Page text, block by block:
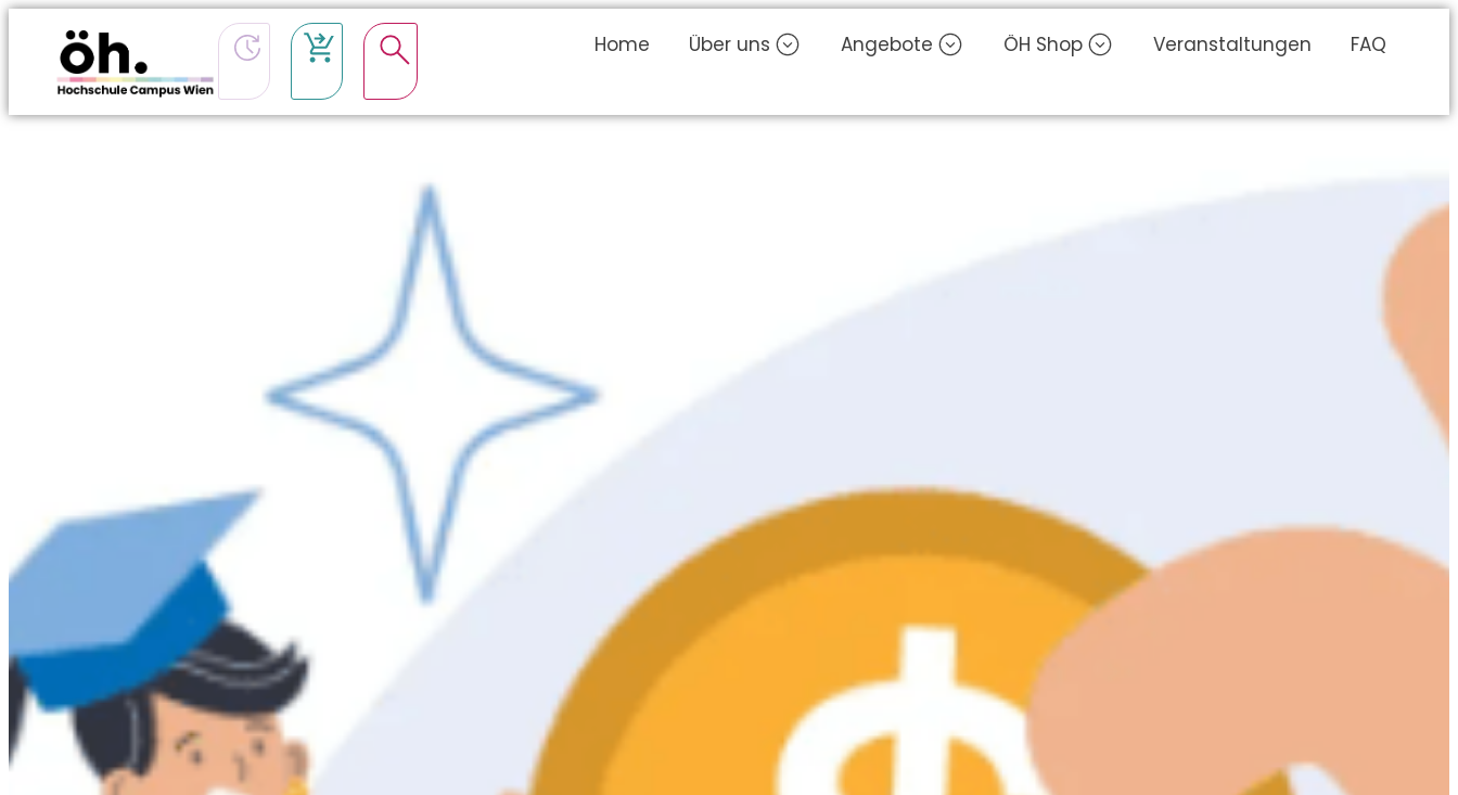
Home Über uns Angebote ÖH Shop Veranstaltungen FAQ